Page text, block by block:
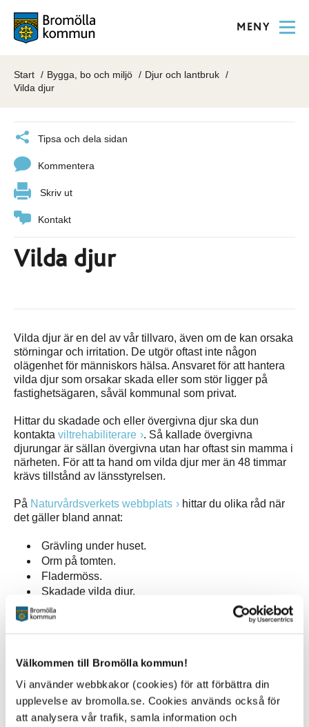
Välkommen till Bromölla kommun!
Vi använder webbkakor (cookies) för att förbättra din
upplevelse av bromolla.se. Cookies används också för
att analysera vår trafik, samla information och
MENY
Start Bygga, bo och miljö
Djur och lantbruk
Vilda djur
Tipsa och dela sidan
Kommentera
Skriv ut
Kontakt
Vilda djur
Vilda djur är en del av vår tillvaro, även om de kan orsaka
störningar och irritation. De utgör oftast inte någon
olägenhet för människors hälsa. Ansvaret för att hantera
vilda djur som orsakar skada eller som stör ligger på
fastighetsägaren, såväl kommunal som privat.
Hittar du skadade och eller övergivna djur ska dun
kontakta viltrehabiliterare
. Så kallade övergivna
djurungar är sällan övergivna utan har oftast sin mamma i
närheten. För att ta hand om vilda djur mer än 48 timmar
krävs tillstånd av länsstyrelsen.
På Naturvårdsverkets webbplats
hittar du olika råd när
det gäller bland annat:
Grävling under huset.
Orm på tomten.
Fladermöss.
Skadade vilda djur.
Kontakt
Miljö- och byggenheten
0456-82 20 00 (vx)
myndighetskontoret@bromolla.se